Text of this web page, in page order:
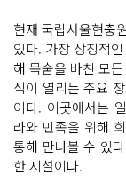
현재 국립서울현충
있다. 가장 상징적
해 목숨을 바친 모
식이 열리는 주요
이다. 이곳에서는
라와 민족을 위해
통해 만나볼 수 있
한 시설이다.